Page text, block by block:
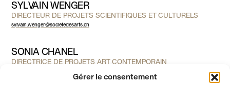
Gérer le consentement
SYLVAIN WENGER
DIRECTEUR DE PROJETS SCIENTIFIQUES ET CULTURELS
sylvain.wenger@societedesarts.ch
SONIA CHANEL
DIRECTRICE DE PROJETS ART CONTEMPORAIN